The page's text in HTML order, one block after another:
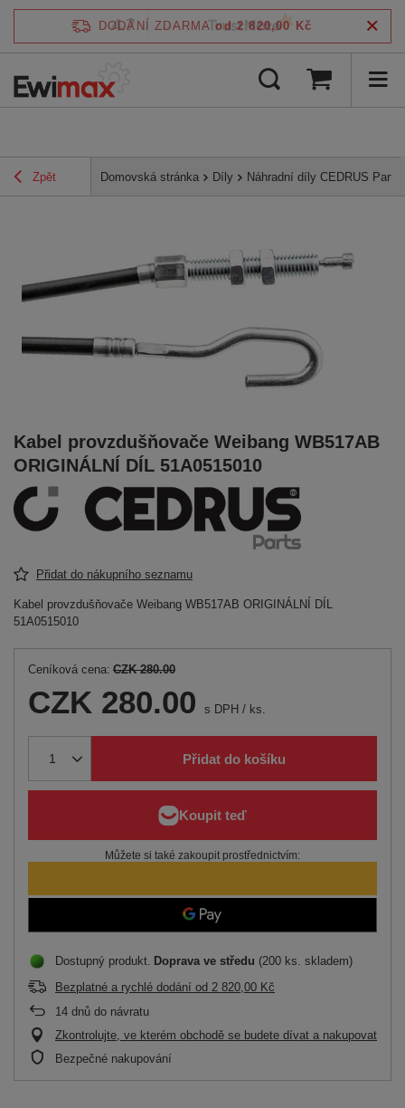
DODÁNÍ ZDARMA od 2 820,00 Kč
Zpět Domovská stránka Díly Náhradní díly CEDRUS Parts
Kabel provzdušňovače Weibang WB517AB
ORIGINÁLNÍ DÍL 51A0515010
Přidat do nákupního seznamu
Kabel provzdušňovače Weibang WB517AB ORIGINÁLNÍ DÍL
51A0515010
Ceníková cena: CZK 280.00
CZK 280.00 s DPH / ks.
Přidat do košíku
Můžete si také zakoupit prostřednictvím:
Dostupný produkt Doprava ve středu (200 ks. skladem)
Bezplatné a rychlé dodání od 2 820,00 Kč
14 dnů do návratu
Zkontrolujte, ve kterém obchodě se budete dívat a nakupovat
Bezpečné nakupování
4.7 /5 ověřeno podle